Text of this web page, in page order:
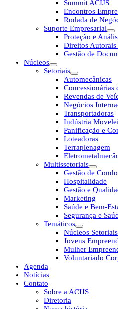
Summit ACIJS
Encontros
Rodada de
Suporte Empresarial
Proteção e
Direitos Autorais
Gestão de
Núcleos
Setoriais
Automecânicas
Concessionárias
Revendas de
Negócios
Transportadoras
Indústria
Panificação e
Loteadoras
Terraplenagem
Multissetoriais
Gestão de
Hospitalidade
Gestão e
Marketing
Saúde e Bem-
Segurança e
Temáticos
Núcleos
Jovens
Mulher
Voluntariado
Agenda
Notícias
Contato
Sobre a ACIJS
Diretoria